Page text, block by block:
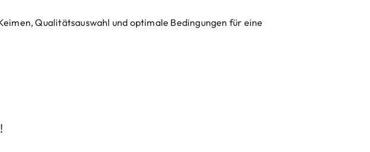
Qualitätsauswahl und optimale Bedingungen für eine